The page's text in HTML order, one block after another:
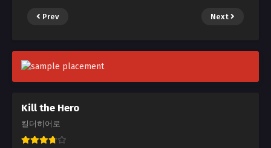
Prev Next
Kill the Hero
킬더히어로